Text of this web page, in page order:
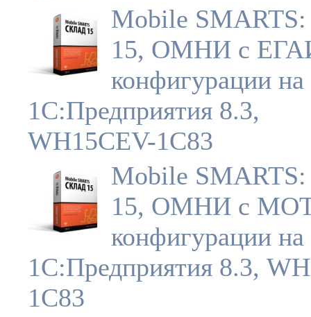
Mobile
15, ОМНИ c
конфигурации на
1С:Предприятия 8.3,
WH15CEV-1C83
Mobile
15, ОМНИ с
конфигурации на
1С:Предприятия 8.3,
1C83